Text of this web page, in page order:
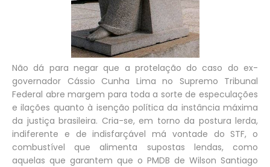
Não dá para negar que a protelação do caso do ex-
governador Cássio Cunha Lima no Supremo Tribunal
Federal abre margem para toda a sorte de especulações
e ilações quanto à isenção política da instância máxima
da justiça brasileira. Cria-se, em torno da postura lerda,
indiferente e de indisfarçável má vontade do STF, o
combustível que alimenta supostas lendas, como
aquelas que garantem que o PMDB de Wilson Santiago